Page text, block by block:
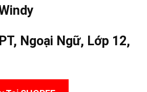
, Ngoại Ngữ, Lớp 12,